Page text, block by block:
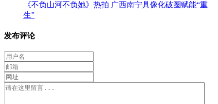
《不负山河不负她》热拍 广西南宁具像化破圈赋能“重
生”
发布评论